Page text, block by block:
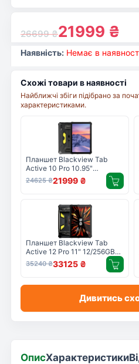
26699₴21999 ₴
Наявність: Немає в
Схожі товари в наявності
Найближчі збіги підібрано за
характеристиками.
Планшет Blackview Tab
Active 10 Pro 10.95"
12/512GB 5G/LTE Black
(6931548318811)
24625₴21999 ₴
Планшет Blackview Tab
Active 12 Pro 11" 12/256GB
5G/LTE Black
(6931548322887)
35240₴33125 ₴
Дивитись
ОписХарактеристики